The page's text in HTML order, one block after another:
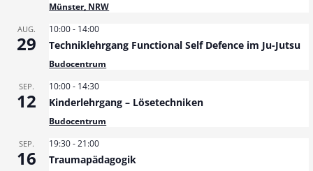
Münster, NRW
AUG.
29
10:00- 14:00
Techniklehrgang Functional Self Defence im Ju-Jutsu
Budocentrum
SEP.
12
10:00- 14:30
Kinderlehrgang – Lösetechniken
Budocentrum
SEP.
16
19:30-21:00
Traumapädagogik